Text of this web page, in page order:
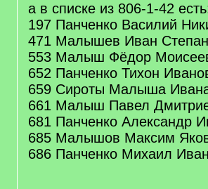
а в списке из 806-1-42
197 Панченко Василий
471 Малышев Иван
553 Малыш Фёдор
652 Панченко Тихон
659 Сироты Малыша
661 Малыш Павел
681 Панченко Александр
685 Малышов Максим
686 Панченко Михаил